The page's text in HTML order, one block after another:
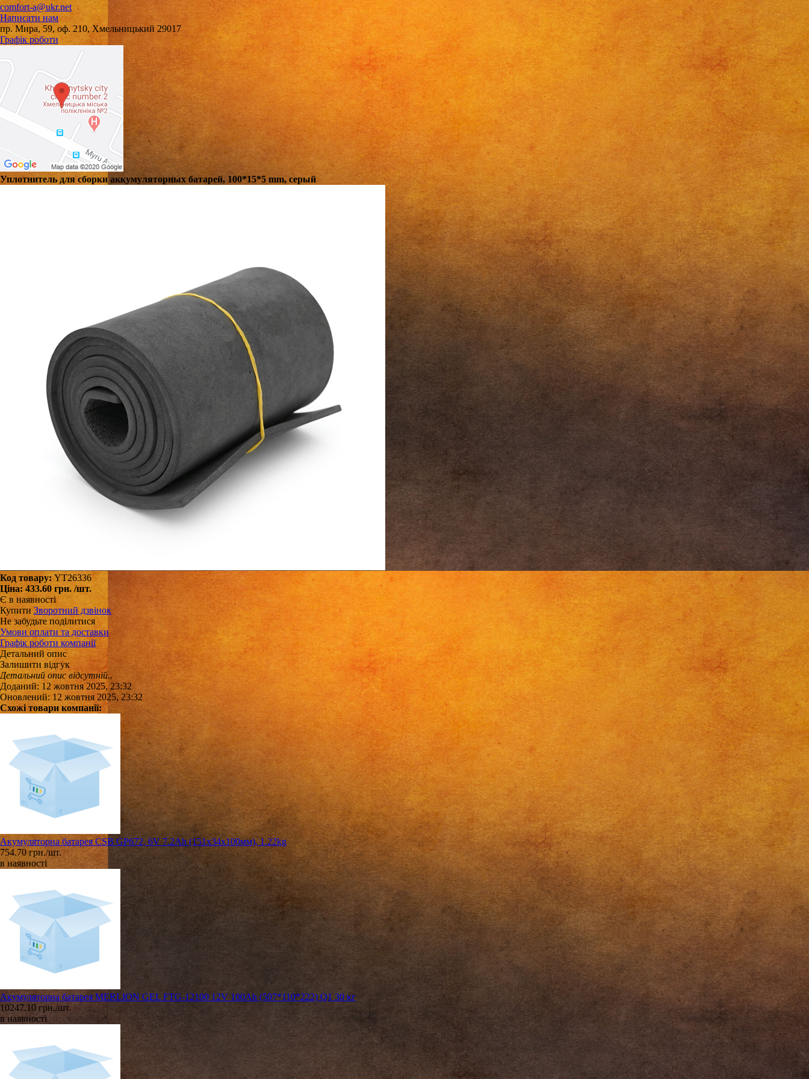
comfort-a@ukr.net
Написати нам
пр. Мира, 59, оф. 210, Хмельницький 29017
Графік роботи
Уплотнитель для сборки аккумуляторных батарей, 100*15*5 mm, серый
Код товару:YT26336
Ціна: 433.60 грн. /шт.
Є в наявності
Купити Зворотний дзвінок
Не забудьте поділитися
Умови оплати та доставки
Графік роботи компанії
Детальний опис
Залишити відгук
Детальний опис відсутній..
Доданий: 12 жовтня 2025, 23:32
Оновлений: 12 жовтня 2025, 23:32
Схожі товари компанії:
Акумуляторна батарея CSB GP672, 6V 7.2Ah (151х34х100мм), 1.22kg
754.70 грн./шт.
в наявності
Акумуляторна батарея MERLION GEL FTG-12100 12V 100Ah (507*110*222) Q1 30 кг
10247.10 грн./шт.
в наявності